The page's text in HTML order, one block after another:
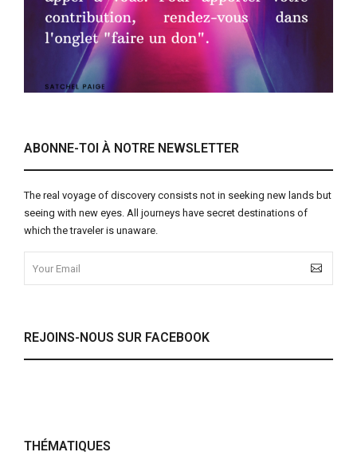
ABONNE-TOI À NOTRE NEWSLETTER
The real voyage of discovery consists not in seeking new lands but
seeing with new eyes. All journeys have secret destinations of
which the traveler is unaware.
REJOINS-NOUS SUR FACEBOOK
THÉMATIQUES